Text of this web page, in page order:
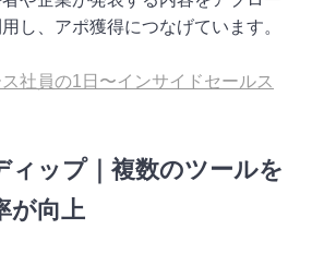
し、アポ獲得につなげています。
社員の1日〜インサイドセールス
ップ｜複数のツールを
が向上